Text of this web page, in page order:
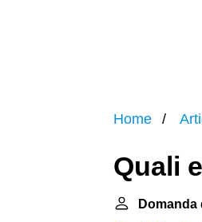
Home
Quali
Domanda